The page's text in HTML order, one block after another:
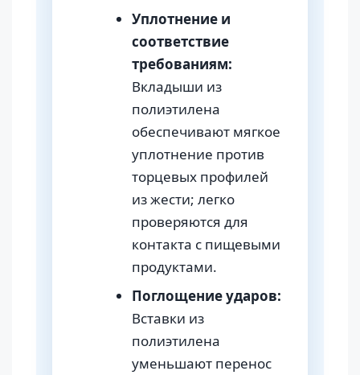
Уплотнение и
соответствие
требованиям:
Вкладыши из
полиэтилена
обеспечивают мягкое
уплотнение против
торцевых профилей
из жести; легко
проверяются для
контакта с пищевыми
продуктами.
Поглощение ударов:
Вставки из
полиэтилена
уменьшают перенос